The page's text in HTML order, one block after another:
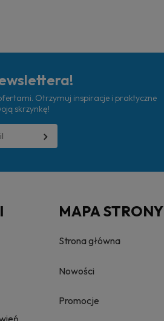
Otrzymuj inspiracje i praktyczne
skrzynkę!
MAPA STRONY
Strona główna
Nowości
Promocje